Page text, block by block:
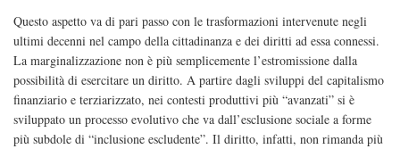
Questo aspetto va di pari passo con le trasformazioni intervenute negli
ultimi decenni nel campo della cittadinanza e dei diritti ad essa connessi.
La marginalizzazione non è più semplicemente l’estromissione dalla
possibilità di esercitare un diritto. A partire dagli sviluppi del capitalismo
finanziario e terziarizzato, nei contesti produttivi più “avanzati” si è
sviluppato un processo evolutivo che va dall’esclusione sociale a forme
più subdole di “inclusione escludente”. Il diritto, infatti, non rimanda più